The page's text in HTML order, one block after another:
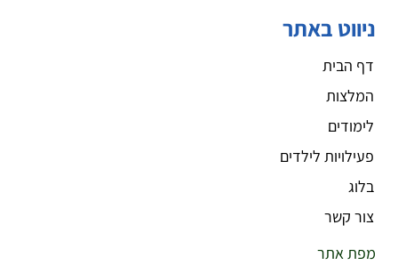
ניווט באתר
דף הבית
המלצות
לימודים
פעילויות לילדים
בלוג
צור קשר
מפת אתר